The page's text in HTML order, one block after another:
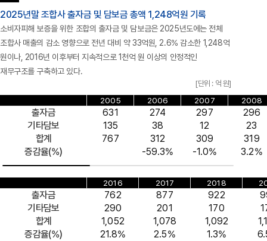
2025년말 조합사 출자금 및 담보금 총액 1,248억원 기록
소비자피해 보증을 위한 조합의 출자금 및 담보금은 2025년도에는 전체
조합사 매출의 감소 영향으로 전년 대비 약 33억원, 2.6% 감소한 1,248억
원이나, 2016년 이후부터 지속적으로 1천억 원 이상의 안정적인
재무구조를 구축하고 있다.
[단위 : 억 원]
2005 2006 2007 2008
출자금 631 274 297
296
기타담보
135 38 12
23
합계
767 312 309
319
증감율(%)
-59.3% -1.0% 3.2%
2016 2017 2018
출자금 762 877 922
기타담보
290 201 170
합계
1,052 1,078 1,092
증감율(%)
21.8% 2.5% 1.3%